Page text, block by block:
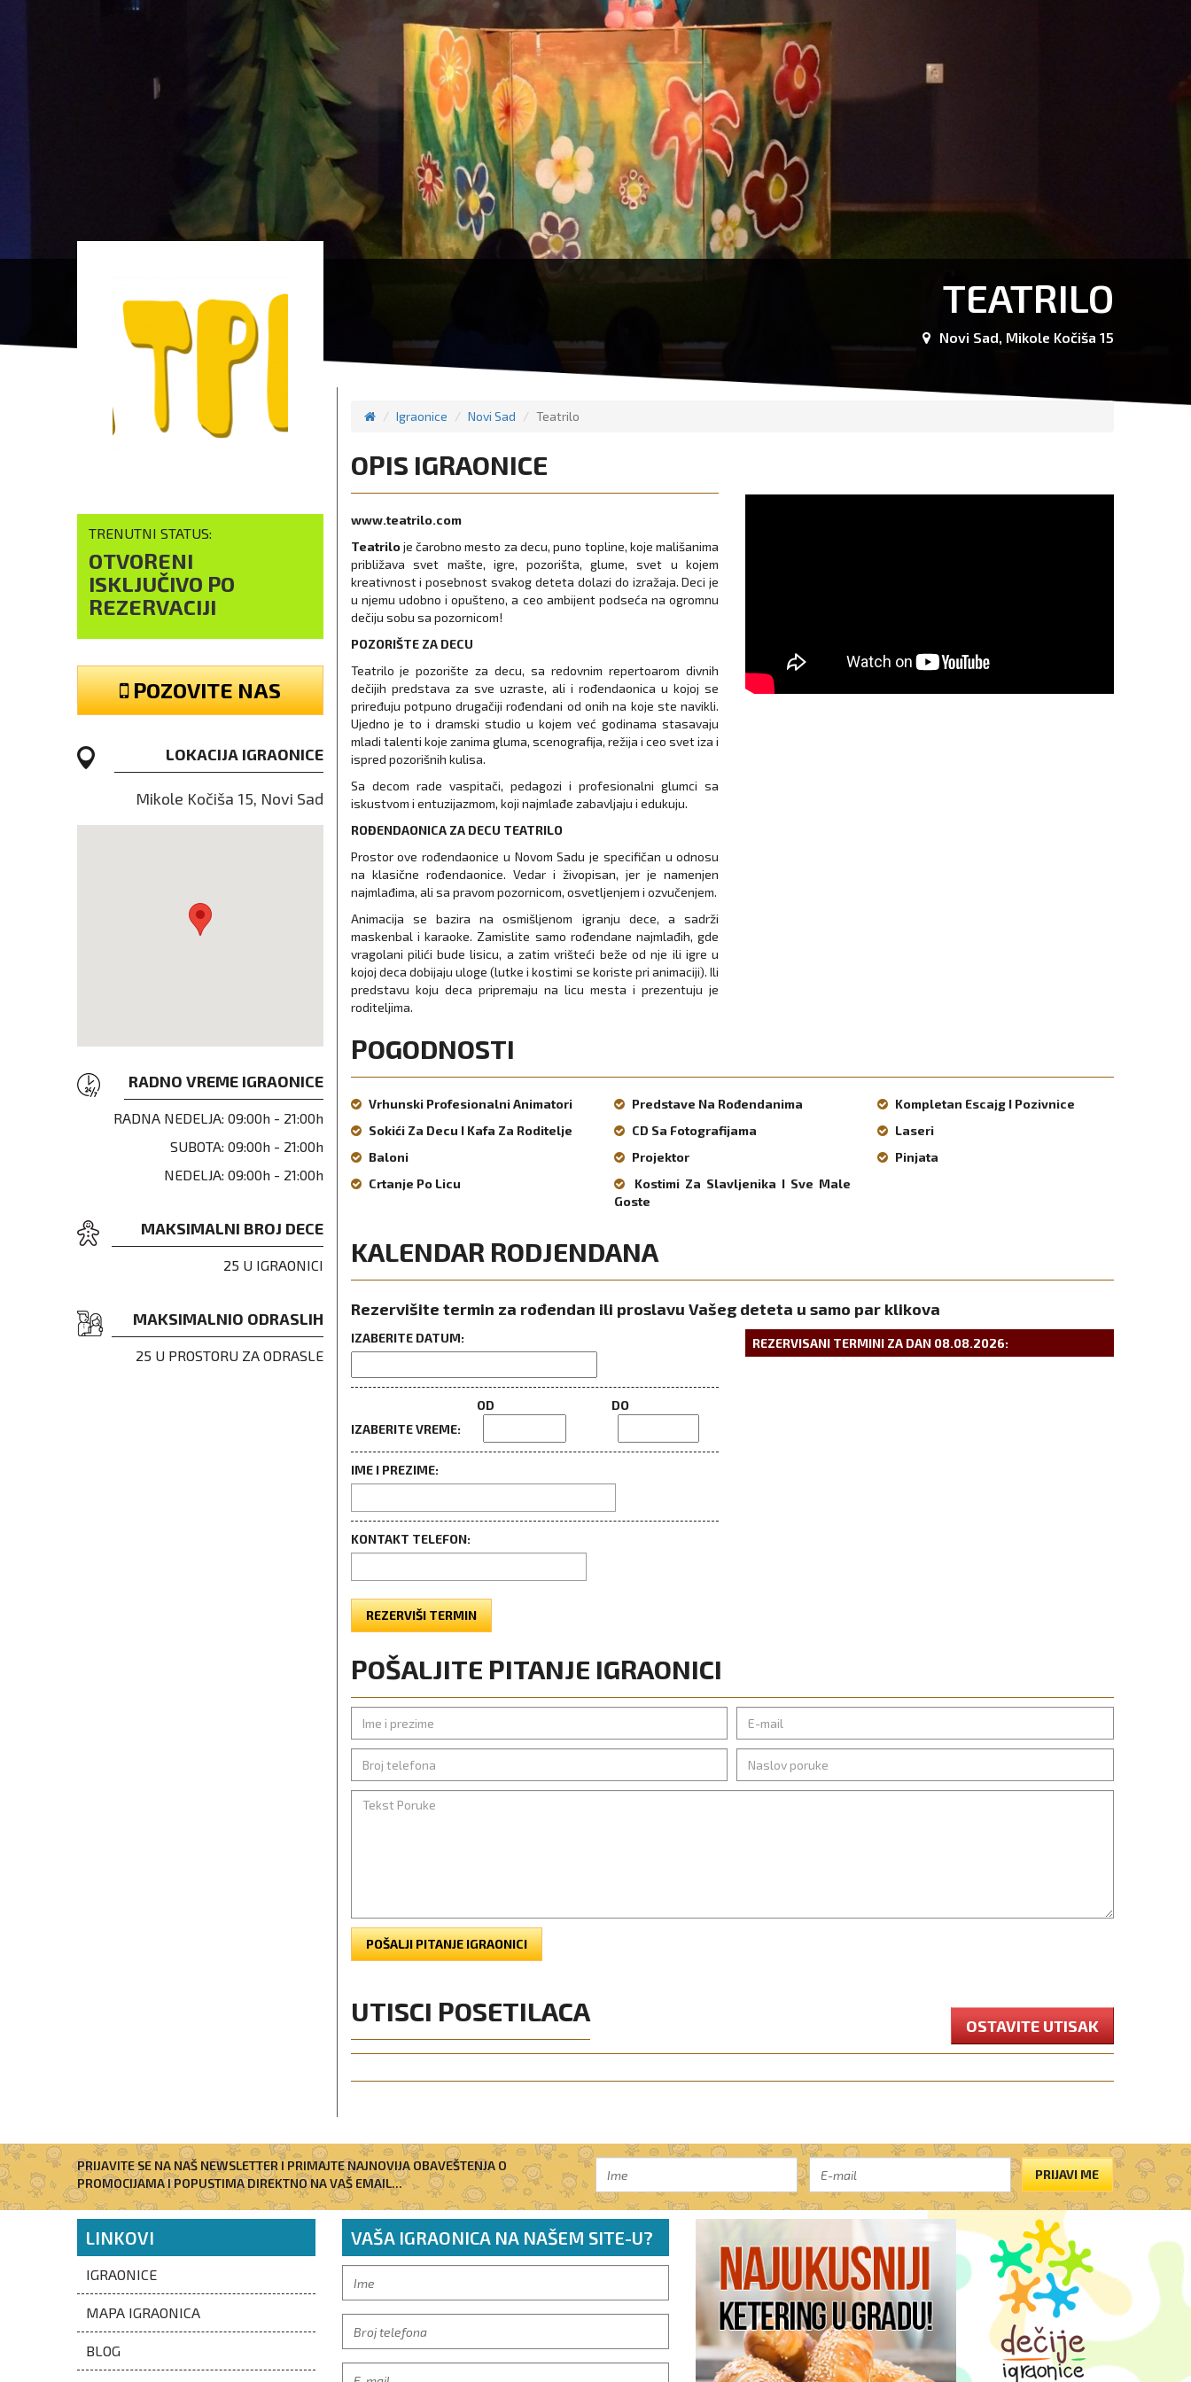
TEATRILO
Novi Sad, Mikole Kočiša 15
TRENUTNI STATUS:
OTVORENI
ISKLJUČIVO PO
REZERVACIJI
POZOVITE NAS
LOKACIJA IGRAONICE
Mikole Kočiša 15, Novi Sad
RADNO VREME IGRAONICE
RADNA NEDELJA: 09:00h - 21:00h
SUBOTA: 09:00h - 21:00h
NEDELJA: 09:00h - 21:00h
MAKSIMALNI BROJ DECE
25 U IGRAONICI
MAKSIMALNIO ODRASLIH
25 U PROSTORU ZA ODRASLE
Igraonice Novi Sad Teatrilo
OPIS IGRAONICE
www.teatrilo.com
Teatriloje čarobno mesto za decu, puno topline, koje mališanima
približava svet mašte, igre, pozorišta, glume, svet u kojem
kreativnost i posebnost svakog deteta dolazi do izražaja. Deci je
u njemu udobno i opušteno, a ceo ambijent podseća na ogromnu
dečiju sobu sa pozornicom!
POZORIŠTE ZA DECU
Teatrilo je pozorište za decu, sa redovnim repertoarom divnih
dečijih predstava za sve uzraste, ali i rođendaonica u kojoj se
priređuju potpuno drugačiji rođendani od onih na koje ste navikli.
Ujedno je to i dramski studio u kojem već godinama stasavaju
mladi talenti koje zanima gluma, scenografija, režija i ceo svet iza i
ispred pozorišnih kulisa.
Sa decom rade vaspitači, pedagozi i profesionalni glumci sa
iskustvom i entuzijazmom, koji najmlađe zabavljaju i edukuju.
ROĐENDAONICA ZA DECU TEATRILO
Prostor ove rođendaonice u Novom Sadu je specifičan u odnosu
na klasične rođendaonice. Vedar i živopisan, jer je namenjen
najmlađima, ali sa pravom pozornicom, osvetljenjem i ozvučenjem.
Animacija se bazira na osmišljenom igranju dece, a sadrži
maskenbal i karaoke. Zamislite samo rođendane najmlađih, gde
vragolani pilići bude lisicu, a zatim vrišteći beže od nje ili igre u
kojoj deca dobijaju uloge (lutke i kostimi se koriste pri animaciji). Ili
predstavu koju deca pripremaju na licu mesta i prezentuju je
roditeljima.
POGODNOSTI
Vrhunski Profesionalni Animatori Predstave Na Rođendanima
Kompletan Escajg I Pozivnice
Sokići Za Decu I Kafa Za Roditelje
CD Sa Fotografijama
Laseri
Baloni
Projektor
Pinjata
Crtanje Po Licu
Kostimi Za Slavljenika I Sve Male
Goste
KALENDAR RODJENDANA
Rezervišite termin za rođendan ili proslavu Vašeg deteta u samo par klikova
IZABERITE DATUM:
IZABERITE VREME:
OD DO
IME I PREZIME:
KONTAKT TELEFON:
REZERVIŠI TERMIN
REZERVISANI TERMINI ZA DAN 08.08.2026:
POŠALJITE PITANJE IGRAONICI
POŠALJI PITANJE IGRAONICI
UTISCI POSETILACA OSTAVITE UTISAK
PRIJAVITE SE NA NAŠ NEWSLETTER I PRIMAJTE NAJNOVIJA OBAVEŠTENJA O
PROMOCIJAMA I POPUSTIMA DIREKTNO NA VAŠ EMAIL...
PRIJAVI ME
LINKOVI
IGRAONICE
MAPA IGRAONICA
BLOG
VAŠA IGRAONICA NA NAŠEM SITE-U?